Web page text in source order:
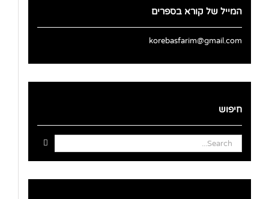
המייל של קורא בספרים
korebasfarim@gmail.com
חיפוש
Search
for: